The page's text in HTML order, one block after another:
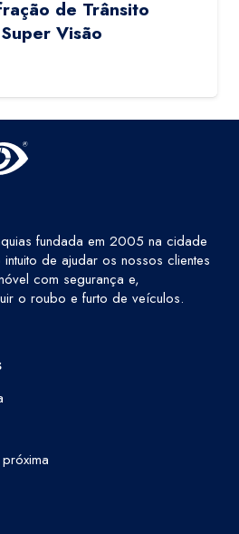
de Trânsito
Visão
fundada em 2005 na cidade
de ajudar os nossos clientes
com segurança e,
o roubo e furto de veículos.